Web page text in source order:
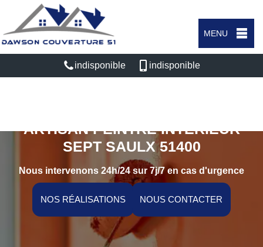
MENU
indisponible indisponible
ARTISAN PEINTRE INTÉRIEUR
SEPT SAULX 51400
Nous intervenons 24h/24 sur 7j/7 en cas d'urgence
NOS RÉALISATIONS NOUS CONTACTER